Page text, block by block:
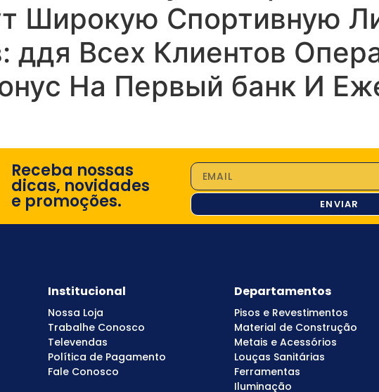
Широкую Спортивную
ддя Всех Клиентов
На Первый банк И
Receba nossas
dicas, novidades
e promoções. ENVIAR
Institucional
Nossa Loja
Trabalhe Conosco
Televendas
Política de Pagamento
Fale Conosco
Departamentos
Pisos e Revestimentos
Material de Construção
Metais e Acessórios
Louças Sanitárias
Ferramentas
Iluminação